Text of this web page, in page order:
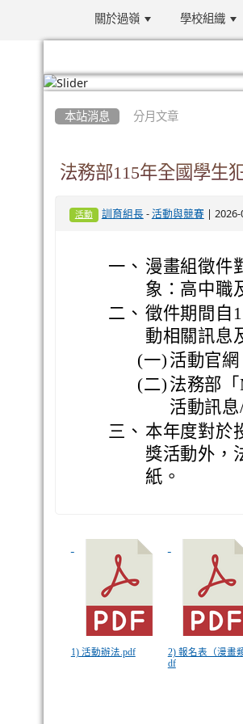
關於過嶺 學校組織
本站消息 分月文章
法務部115年全國學生
活動 訓育組長- 活動與競賽| 2026-
一、 漫畫組徵件
象：高中職
二、 徵件期間自
動相關訊息
(一) 活動官網
(二) 法務部
活動訊息
三、 本年度對於
獎活動外，
紙。
1) 活動辦法.pdf
2) 報名表（漫畫
df